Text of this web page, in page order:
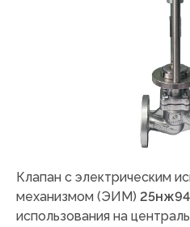
Клапан с электрическим
механизмом (ЭИМ)
использования на